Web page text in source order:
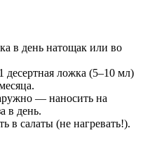
в день натощак или во
десертная ложка (5–10 мл)
— наносить на
в день.
в салаты (не нагревать!).